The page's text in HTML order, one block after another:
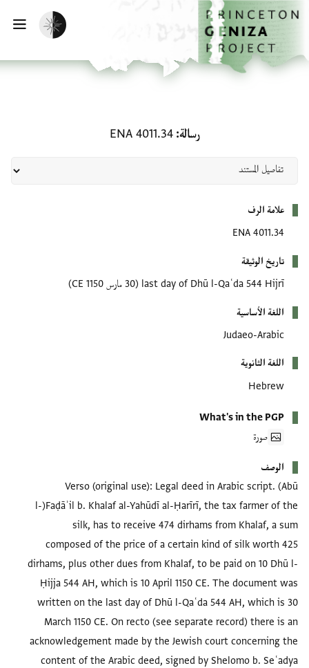
إلى المحتوى الرئيسي
الرئيسية
تفعيل الوضع المظلم
رسالة ENA 4011.34
علامة الرف
ENA 4011.34
تاريخ الوثيقة
last day of Dhū l-Qaʿda 544 Hijrī (30 مارس 1150 CE)
اللغة الأساسية
Judaeo-Arabic
اللغة الثانوية
Hebrew
What's in the PGP
صورة
الوصف
Verso (original use): Legal deed in Arabic script. (Abū
l-)Faḍāʾil b. Khalaf al-Yahūdī al-Ḥarīrī, the tax farmer of the
silk, has to receive 474 dirhams from Khalaf, a sum
composed of the price of a certain kind of silk worth 425
dirhams, plus other dues from Khalaf, to be paid on 10 Dhū l-
Ḥijja 544 AH, which is 10 April 1150 CE. The document was
written on the last day of Dhū l-Qaʿda 544 AH, which is 30
March 1150 CE. On recto (see separate record) there is an
acknowledgement made by the Jewish court concerning the
content of the Arabic deed, signed by Shelomo b. Seʿadya